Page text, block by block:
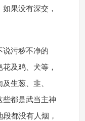
果没有深交，
说污秽不净的
及鸡、犬等，
生葱、韭、
些都是武当主神
都没有人烟，